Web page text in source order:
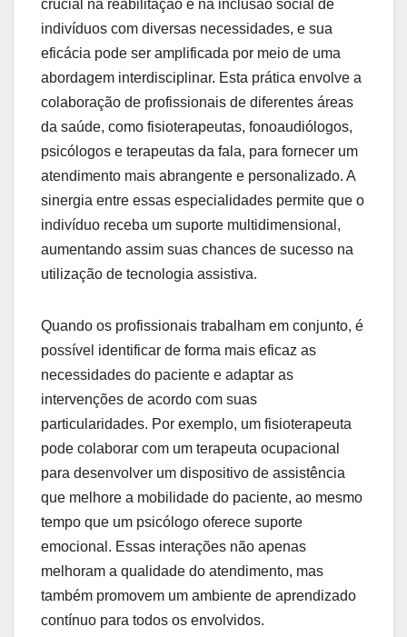
crucial na reabilitação e na inclusão social de
indivíduos com diversas necessidades, e sua
eficácia pode ser amplificada por meio de uma
abordagem interdisciplinar. Esta prática envolve a
colaboração de profissionais de diferentes áreas
da saúde, como fisioterapeutas, fonoaudiólogos,
psicólogos e terapeutas da fala, para fornecer um
atendimento mais abrangente e personalizado. A
sinergia entre essas especialidades permite que o
indivíduo receba um suporte multidimensional,
aumentando assim suas chances de sucesso na
utilização de tecnologia assistiva.
Quando os profissionais trabalham em conjunto, é
possível identificar de forma mais eficaz as
necessidades do paciente e adaptar as
intervenções de acordo com suas
particularidades. Por exemplo, um fisioterapeuta
pode colaborar com um terapeuta ocupacional
para desenvolver um dispositivo de assistência
que melhore a mobilidade do paciente, ao mesmo
tempo que um psicólogo oferece suporte
emocional. Essas interações não apenas
melhoram a qualidade do atendimento, mas
também promovem um ambiente de aprendizado
contínuo para todos os envolvidos.